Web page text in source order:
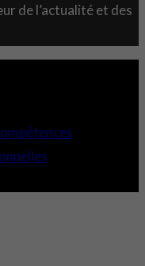
de l’actualité et des